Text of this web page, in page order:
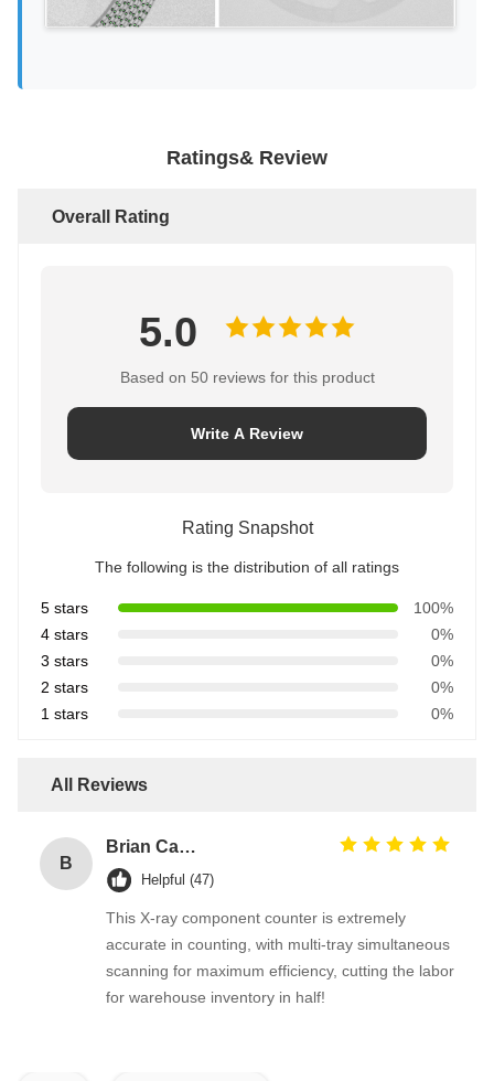
Ratings& Review
Overall Rating
5.0
Based on 50 reviews for this product
Write A Review
Rating Snapshot
The following is the distribution of all ratings
5 stars
100%
4 stars
0%
3 stars
0%
2 stars
0%
1 stars
0%
All Reviews
B
Brian Carter
Helpful (47)
This X-ray component counter is extremely
accurate in counting, with multi-tray simultaneous
scanning for maximum efficiency, cutting the labor
for warehouse inventory in half!